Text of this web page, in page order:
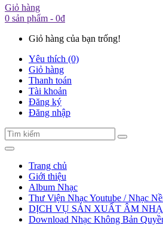
Giỏ hàng
0 sản phẩm - 0đ
Giỏ hàng của bạn trống!
Yêu thích (0)
Giỏ hàng
Thanh toán
Tài khoản
Đăng ký
Đăng nhập
Trang chủ
Giới thiệu
Album Nhạc
Thư Viện Nhạc Youtube / Nhạc
DỊCH VỤ SẢN XUẤT ÂM
Download Nhạc Không Bản